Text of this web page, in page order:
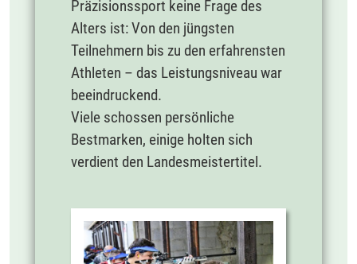
Präzisionssport keine Frage des
Alters ist: Von den jüngsten
Teilnehmern bis zu den erfahrensten
Athleten – das Leistungsniveau war
beeindruckend.
Viele schossen persönliche
Bestmarken, einige holten sich
verdient den Landesmeistertitel.